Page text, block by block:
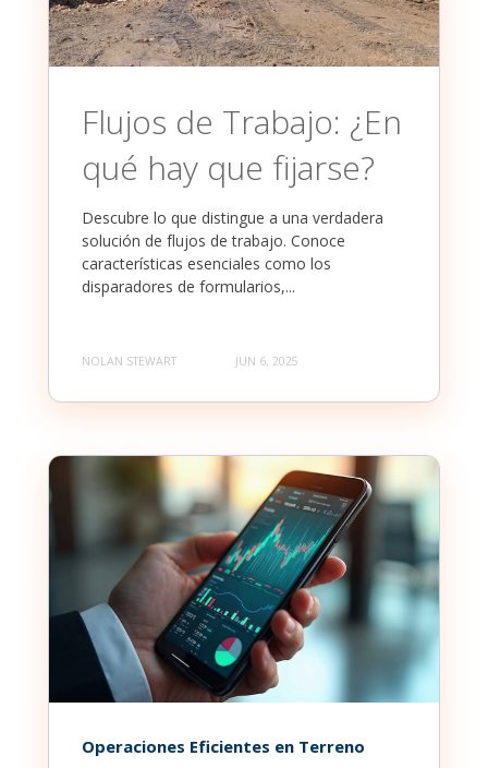
Flujos de Trabajo: ¿En
qué hay que fijarse?
Descubre lo que distingue a una verdadera
solución de flujos de trabajo. Conoce
características esenciales como los
disparadores de formularios,...
NOLAN STEWART JUN 6, 2025
Operaciones Eficientes en Terreno